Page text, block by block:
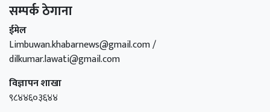
सम्पर्क ठेगाना
ईमेल
Limbuwan.khabarnews@gmail.com /
dilkumar.lawati@gmail.com
विज्ञापन शाखा
९८४४६०३६४४